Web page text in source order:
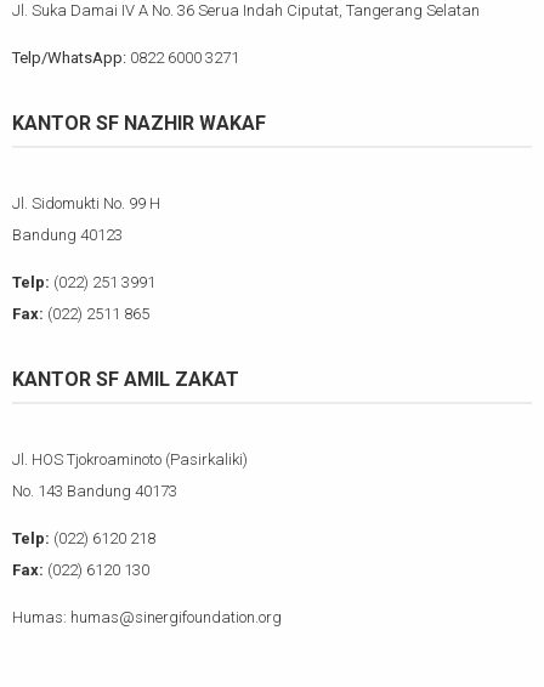
Jl. Suka Damai IV A No. 36 Serua Indah Ciputat, Tangerang Selatan
Telp/WhatsApp: 0822 6000 3271
KANTOR SF NAZHIR WAKAF
Jl. Sidomukti No. 99 H
Bandung 40123
Telp: (022) 251 3991
Fax: (022) 2511 865
KANTOR SF AMIL ZAKAT
Jl. HOS Tjokroaminoto (Pasirkaliki)
No. 143 Bandung 40173
Telp: (022) 6120 218
Fax: (022) 6120 130
Humas: humas@sinergifoundation.org